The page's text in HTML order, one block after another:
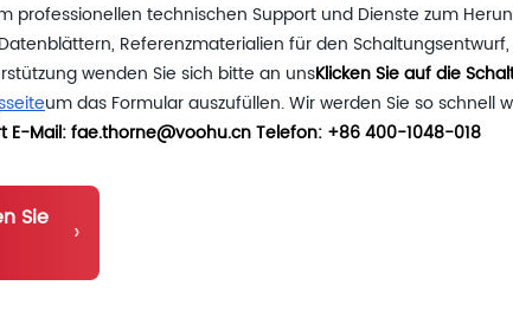
professionellen technischen Support und Dienste zum
Referenzmaterialien für den
wenden Sie sich bitte an unsKlicken Sie auf die
um das Formular auszufüllen. Wir werden Sie so schnell
E-Mail: fae.thorne@voohu.cn Telefon: +86 400-1048-018
Sie
›